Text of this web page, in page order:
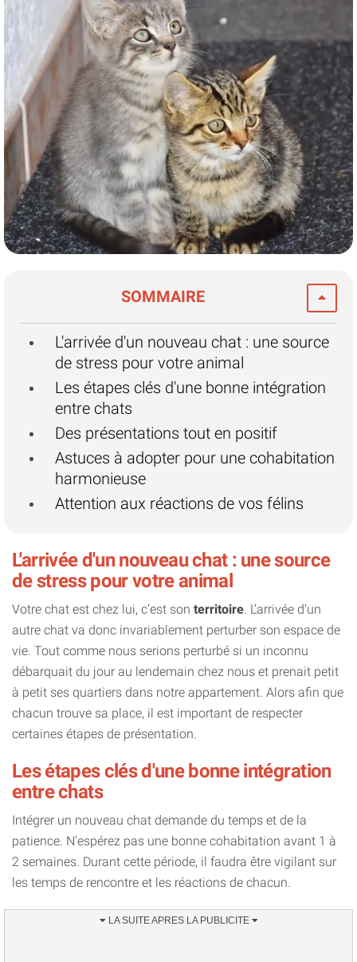
SOMMAIRE
L'arrivée d'un nouveau chat : une source
de stress pour votre animal
Les étapes clés d'une bonne intégration
entre chats
Des présentations tout en positif
Astuces à adopter pour une cohabitation
harmonieuse
Attention aux réactions de vos félins
L'arrivée d'un nouveau chat : une source
de stress pour votre animal
Votre chat est chez lui, c’est son territoire . L’arrivée d’un
autre chat va donc invariablement perturber son espace de
vie. Tout comme nous serions perturbé si un inconnu
débarquait du jour au lendemain chez nous et prenait petit
à petit ses quartiers dans notre appartement. Alors afin que
chacun trouve sa place, il est important de respecter
certaines étapes de présentation.
Les étapes clés d'une bonne intégration
entre chats
Intégrer un nouveau chat demande du temps et de la
patience. N'espérez pas une bonne cohabitation avant 1 à
2 semaines. Durant cette période, il faudra être vigilant sur
les temps de rencontre et les réactions de chacun.